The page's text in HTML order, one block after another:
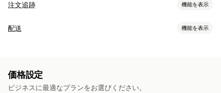
注文追跡 機能を表示
追跡
配送業者のマスキング
配送 機能を表示
配送品の管理
価格設定
ビジネスに最適なプランをお選びください。